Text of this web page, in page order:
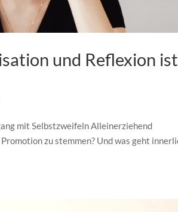
und Reflexion ist
mit Selbstzweifeln Alleinerziehend
zu stemmen? Und was geht